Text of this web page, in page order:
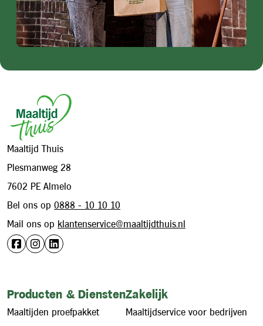
Maaltijd Thuis
Plesmanweg 28
7602 PE Almelo
Bel ons op 0888 - 10 10 10
Mail ons op klantenservice@maaltijdthuis.nl
Producten & Diensten
Maaltijden proefpakket
Zakelijk
Maaltijdservice voor bedrijven